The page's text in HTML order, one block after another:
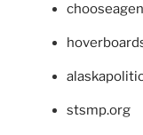
stsmp.org